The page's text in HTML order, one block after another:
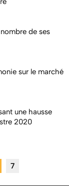
de ses
sur le marché
une hausse
2020
7